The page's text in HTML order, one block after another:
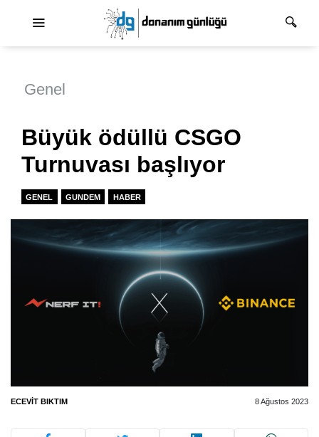
Genel
Büyük ödüllü CSGO
Turnuvası başlıyor
GENEL GUNDEM HABER
ECEVIT BIKTIM 8 Ağustos 2023